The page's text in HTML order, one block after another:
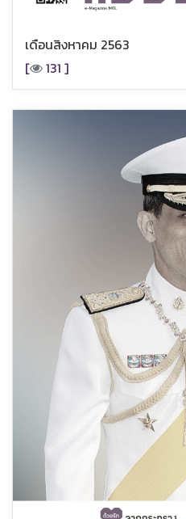
เดือนสิงหาคม 2563
[
131 ]